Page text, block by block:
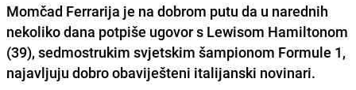
Momčad Ferrarija je na dobrom putu da u narednih
nekoliko dana potpiše ugovor s Lewisom Hamiltonom
(39), sedmostrukim svjetskim šampionom Formule 1,
najavljuju dobro obaviješteni italijanski novinari.